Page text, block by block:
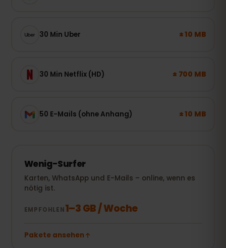
30 Min Uber ± 10 MB
30 Min Netflix (HD) ± 700 MB
50 E-Mails (ohne Anhang) ± 10 MB
Wenig-Surfer
Karten, WhatsApp und E-Mails – online, wenn es
nötig ist.
EMPFOHLEN1–3 GB / Woche
Pakete ansehen